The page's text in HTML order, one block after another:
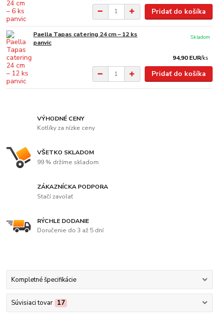
Pridať do košíka
Paella Tapas catering 24 cm – 12 ks
panvic
94,90 EUR/ks
Skladom
Pridať do košíka
VÝHODNÉ CENY
Kotlíky za nízke ceny
VŠETKO SKLADOM
99 % držíme skladom
ZÁKAZNÍCKA PODPORA
Stačí zavolať
RÝCHLE DODANIE
Doručenie do 3 až 5 dní
Kompletné špecifikácie
Súvisiaci tovar 17